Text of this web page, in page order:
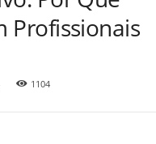
Profissionais
1104